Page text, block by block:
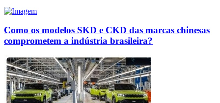
Como os modelos SKD e CKD das marcas chinesas
comprometem a indústria brasileira?